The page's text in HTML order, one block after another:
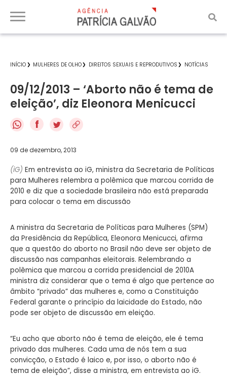
INÍCIO MULHERES DE OLHO DIREITOS SEXUAIS E REPRODUTIVOS NOTÍCIAS
09/12/2013 – ‘Aborto não é tema de
eleição’, diz Eleonora Menicucci
f
09 de dezembro, 2013
(iG) Em entrevista ao iG, ministra da Secretaria de Políticas
para Mulheres relembra a polêmica que marcou corrida de
2010 e diz que a sociedade brasileira não está preparada
para colocar o tema em discussão
A ministra da Secretaria de Políticas para Mulheres (SPM)
da Presidência da República, Eleonora Menicucci, afirma
que a questão do aborto no Brasil não deve ser objeto de
discussão nas campanhas eleitorais. Relembrando a
polêmica que marcou a corrida presidencial de 2010A
ministra diz considerar que o tema é algo que pertence ao
âmbito “privado” das mulheres e, como a Constituição
Federal garante o princípio da laicidade do Estado, não
pode ser objeto de discussão em eleição.
“Eu acho que aborto não é tema de eleição, ele é tema
privado das mulheres. Cada uma de nós tem a sua
convicção, o Estado é laico e, por isso, o aborto não é
tema de eleição”, disse a ministra, em entrevista ao iG.